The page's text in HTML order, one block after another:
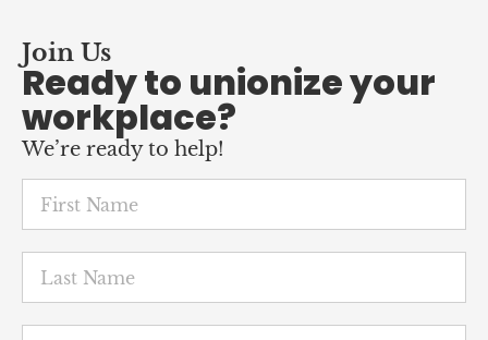
Join Us
Ready to unionize your
workplace?
We’re ready to help!